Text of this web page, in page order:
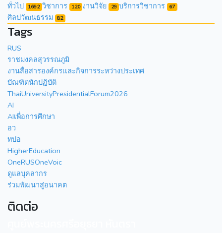
ทั่วไป 1692 วิชาการ 120 งานวิจัย 29 บริการวิชาการ 67
ศิลปวัฒนธรรม 82
Tags
RUS
ราชมงคลสุวรรณภูมิ
งานสื่อสารองค์กรเเละกิจการระหว่างประเทศ
บัณฑิตนักปฏิบัติ
ThaiUniversityPresidentialForum2026
AI
AIเพื่อการศึกษา
อว
ทปอ
HigherEducation
OneRUSOneVoic
ดูแลบุคลากร
ร่วมพัฒนาสู่อนาคต
ติดต่อ